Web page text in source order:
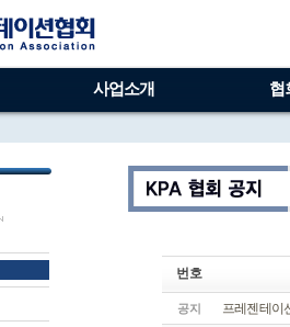
사업소개 협
번호
공지 프레젠테이